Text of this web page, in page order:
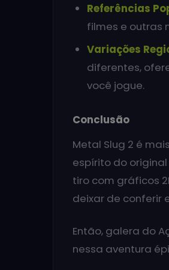
Referências
filmes e outras
Variações
diferentes,
você jogue.
Conclusão
Metal Slug 2 é
espírito do
tiro com gráficos
deixar de conferir
Então, galera do
nessa aventura